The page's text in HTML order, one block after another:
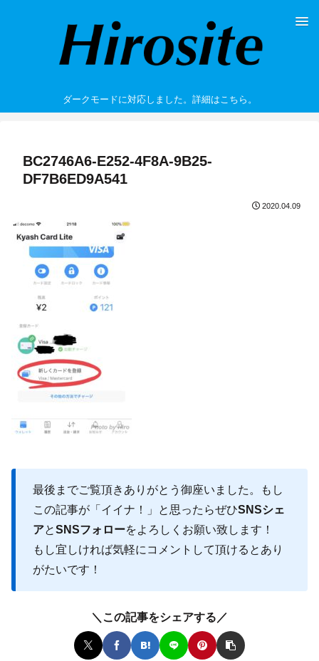
ダークモードに対応しました。詳細はこちら。
BC2746A6-E252-4F8A-9B25-
DF7B6ED9A541
2020.04.09
最後までご覧頂きありがとう御座いました。もし
この記事が「イイナ！」と思ったらぜひSNSシェ
アとSNSフォローをよろしくお願い致します！
もし宜しければ気軽にコメントして頂けるとあり
がたいです！
＼この記事をシェアする／